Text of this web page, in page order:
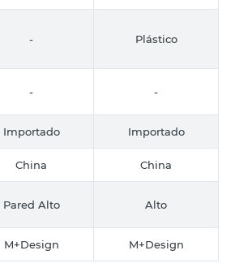
- Plástico
- -
Importado Importado
China China
Pared Alto Alto
M+Design M+Design